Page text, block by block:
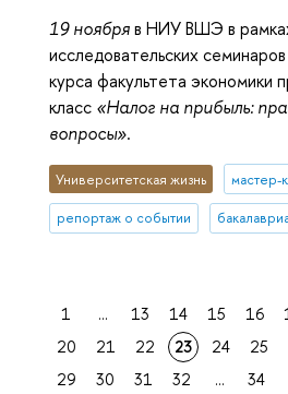
19 ноябряв НИУ ВШЭ в
исследовательских
курса факультета экономики
класс «Налог на прибыль:
вопросы».
Университетская жизнь мастер-
репортаж о событии
1 ... 13 14 15 16
20
21 22 23 24 25
29
30 31 32 ... 34